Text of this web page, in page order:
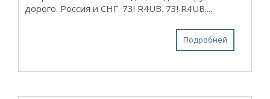
дорого. Россия и СНГ. 73! R4UB. 73! R4UB....
Подробней